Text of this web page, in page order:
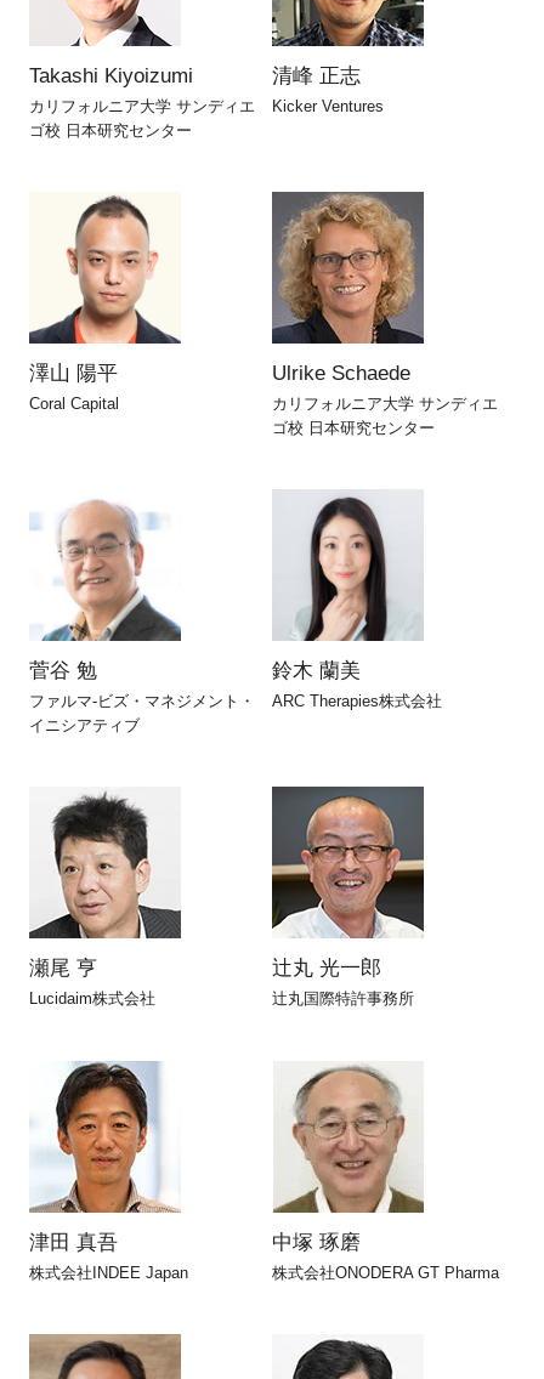
Takashi Kiyoizumi
カリフォルニア大学 サンディエ
ゴ校 日本研究センター
清峰 正志
Kicker Ventures
澤山 陽平
Coral Capital
Ulrike Schaede
カリフォルニア大学 サンディエ
ゴ校 日本研究センター
菅谷 勉
ファルマ‐ビズ・マネジメント・
イニシアティブ
鈴木 蘭美
ARC Therapies株式会社
瀬尾 亨
Lucidaim株式会社
辻丸 光一郎
辻丸国際特許事務所
津田 真吾
株式会社INDEE Japan
中塚 琢磨
株式会社ONODERA GT Pharma